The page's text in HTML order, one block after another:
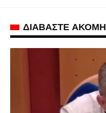
ΔΙΑΒΑΣΤΕ ΑΚΟΜΗ